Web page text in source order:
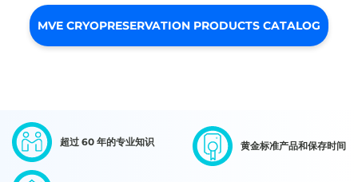
MVE CRYOPRESERVATION PRODUCTS CATALOG
超过 60 年的专业知识 黄金标准产品和保存时间